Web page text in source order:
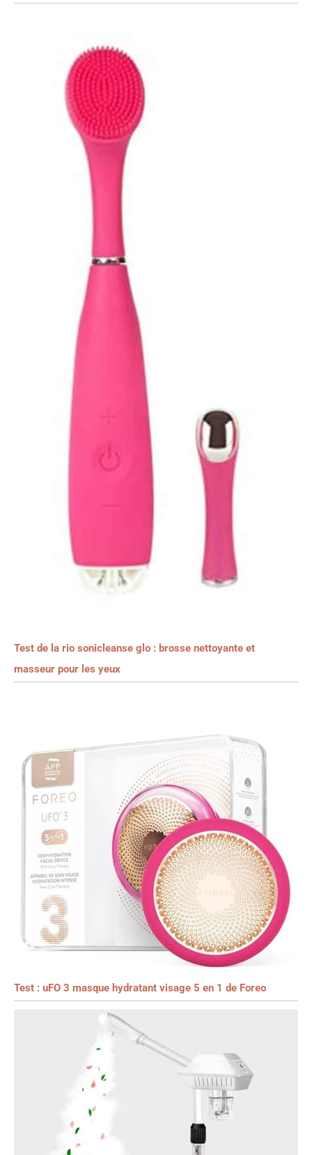
Test de la rio sonicleanse glo : brosse nettoyante et
masseur pour les yeux
Test : uFO 3 masque hydratant visage 5 en 1 de Foreo